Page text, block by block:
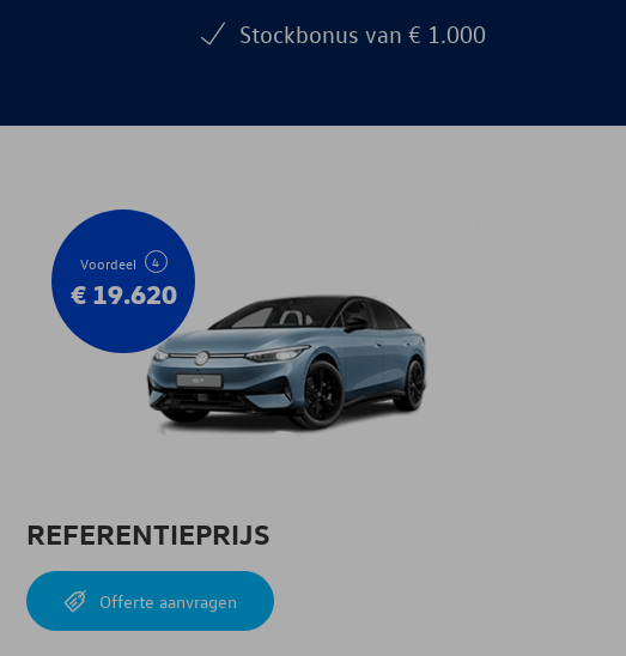
Stockbonus van € 1.000
Voordeel 4
€19.620
REFERENTIEPRIJS
Offerte aanvragen